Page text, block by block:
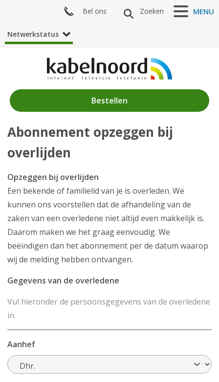
Nieuws
Producten
Klantenservice
Zelf regelen
Veelgestelde vragen
Downloads voor klanten
Partners
Storingen
Contact
Mijn Kabelnoord
Bestellen
MENU
Zoeken
Bel ons
Netwerkstatus
Abonnement opzeggen bij
overlijden
Opzeggen bij overlijden
Een bekende of familielid van je is overleden. We
kunnen ons voorstellen dat de afhandeling van de
zaken van een overledene niet altijd even makkelijk is.
Daarom maken we het graag eenvoudig. We
beëindigen dan het abonnement per de datum waarop
wij de melding hebben ontvangen.
Gegevens van de overledene
Vul hieronder de persoonsgegevens van de overledene
in.
Aanhef